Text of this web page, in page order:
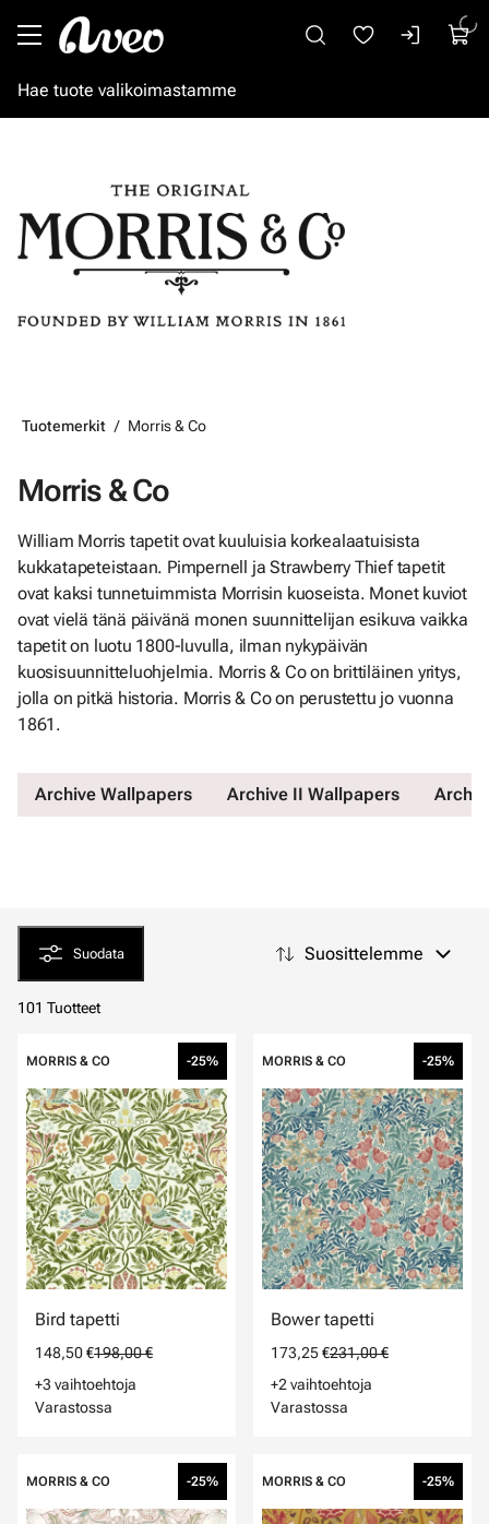
Tuotemerkit Morris & Co
Morris & Co
William Morris tapetit ovat kuuluisia korkealaatuisista
kukkatapeteistaan. Pimpernell ja Strawberry Thief tapetit
ovat kaksi tunnetuimmista Morrisin kuoseista. Monet kuviot
ovat vielä tänä päivänä monen suunnittelijan esikuva vaikka
tapetit on luotu 1800-luvulla, ilman nykypäivän
kuosisuunnitteluohjelmia. Morris & Co on brittiläinen yritys,
jolla on pitkä historia. Morris & Co on perustettu jo vuonna
1861.
Archive Wallpapers Archive II Wallpapers
Suodata Suosittelemme
101 Tuotteet
MORRIS & CO -25%
Bird tapetti
148,50 €198,00 €
+3 vaihtoehtoja
Varastossa
MORRIS & CO -25%
Bower tapetti
173,25 €231,00 €
+2 vaihtoehtoja
Varastossa
MORRIS & CO -25% MORRIS & CO -25%